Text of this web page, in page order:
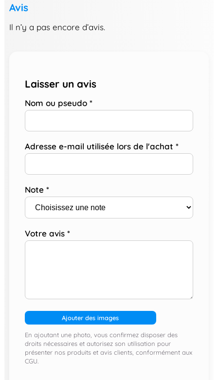
Avis
Il n’y a pas encore d’avis.
Laisser un avis
Nom ou pseudo *
Adresse e-mail utilisée lors de l'achat *
Note *
Votre avis *
Ajouter des images
En ajoutant une photo, vous confirmez disposer des
droits nécessaires et autorisez son utilisation pour
présenter nos produits et avis clients, conformément aux
CGU.